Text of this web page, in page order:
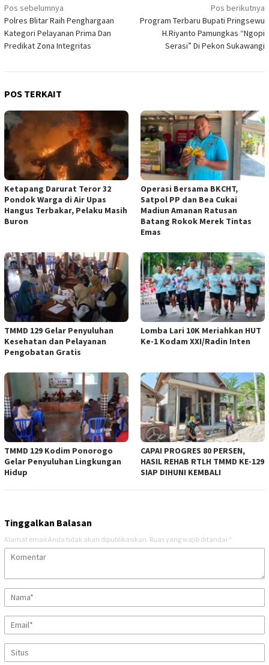
Navigasi
pos
Pos sebelumnya
Polres Blitar Raih Penghargaan
Kategori Pelayanan Prima Dan
Predikat Zona Integritas
Pos berikutnya
Program Terbaru Bupati Pringsewu
H.Riyanto Pamungkas “Ngopi
Serasi” Di Pekon Sukawangi
POS TERKAIT
Ketapang Darurat Teror 32
Pondok Warga di Air Upas
Hangus Terbakar, Pelaku Masih
Buron
Operasi Bersama BKCHT,
Satpol PP dan Bea Cukai
Madiun Amanan Ratusan
Batang Rokok Merek Tintas
Emas
TMMD 129 Gelar Penyuluhan
Kesehatan dan Pelayanan
Pengobatan Gratis
Lomba Lari 10K Meriahkan HUT
Ke-1 Kodam XXI/Radin Inten
TMMD 129 Kodim Ponorogo
Gelar Penyuluhan Lingkungan
Hidup
CAPAI PROGRES 80 PERSEN,
HASIL REHAB RTLH TMMD KE-129
SIAP DIHUNI KEMBALI
Tinggalkan Balasan
Alamat email Anda tidak akan dipublikasikan. Ruas yang wajib ditandai *